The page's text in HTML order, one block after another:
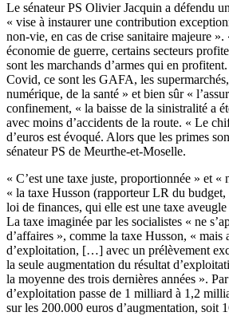
Le sénateur PS Olivier Jacquin a défendu
« vise à instaurer une contribution
non-vie, en cas de crise sanitaire majeure
économie de guerre, certains secteurs
sont les marchands d’armes qui en
Covid, ce sont les GAFA, les
numérique, de la santé » et bien sûr «
confinement, « la baisse de la sinistralité a
avec moins d’accidents de la route. « Le
d’euros est évoqué. Alors que les primes
sénateur PS de Meurthe-et-Moselle.
« C’est une taxe juste, proportionnée » et «
« la taxe Husson (rapporteur LR du
loi de finances, qui elle est une taxe
La taxe imaginée par les socialistes « ne
d’affaires », comme la taxe Husson, « mais
d’exploitation, […] avec un prélèvement
la seule augmentation du résultat
la moyenne des trois dernières années ».
d’exploitation passe de 1 milliard à 1,2
sur les 200.000 euros d’augmentation, soit